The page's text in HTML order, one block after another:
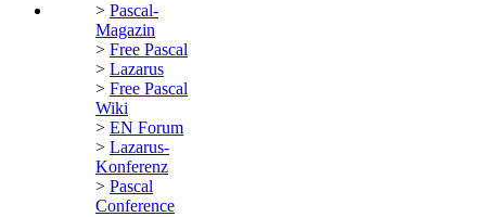
> Pascal-
Magazin
> Free Pascal
> Lazarus
> Free Pascal
Wiki
> EN Forum
> Lazarus-
Konferenz
> Pascal
Conference